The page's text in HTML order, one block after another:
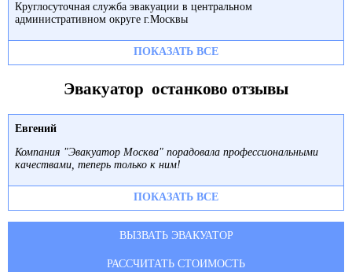
Круглосуточная служба эвакуации в центральном
административном округе г.Москвы
ПОКАЗАТЬ ВСЕ
Эвакуатор останково отзывы
Евгений
Компания "Эвакуатор Москва" порадовала профессиональными
качествами, теперь только к ним!
ПОКАЗАТЬ ВСЕ
ВЫЗВАТЬ ЭВАКУАТОР
РАССЧИТАТЬ СТОИМОСТЬ